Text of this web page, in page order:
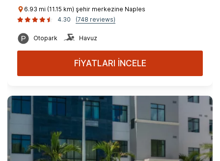
6.93 mi (11.15 km) şehir merkezine Naples
4.30
(748 reviews)
Otopark Havuz
FİYATLARI İNCELE